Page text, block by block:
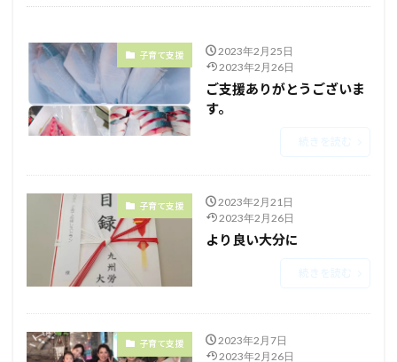
子育て支援
2023年2月25日
2023年2月26日
ご支援ありがとうございま
す。
子育て支援
2023年2月21日
2023年2月26日
より良い大分に
子育て支援
2023年2月7日
2023年2月26日